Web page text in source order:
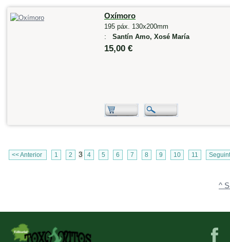
Oxímoro
195 páx. 130x200mm
: Santín Amo, Xosé María
15,00 €
<< Anterior 1 2 3 4 5 6 7 8 9 10 11
^